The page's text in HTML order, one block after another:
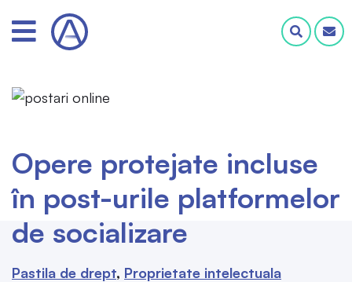
Opere protejate incluse
în post-urile platformelor
de socializare
Pastila de drept Proprietate intelectuala